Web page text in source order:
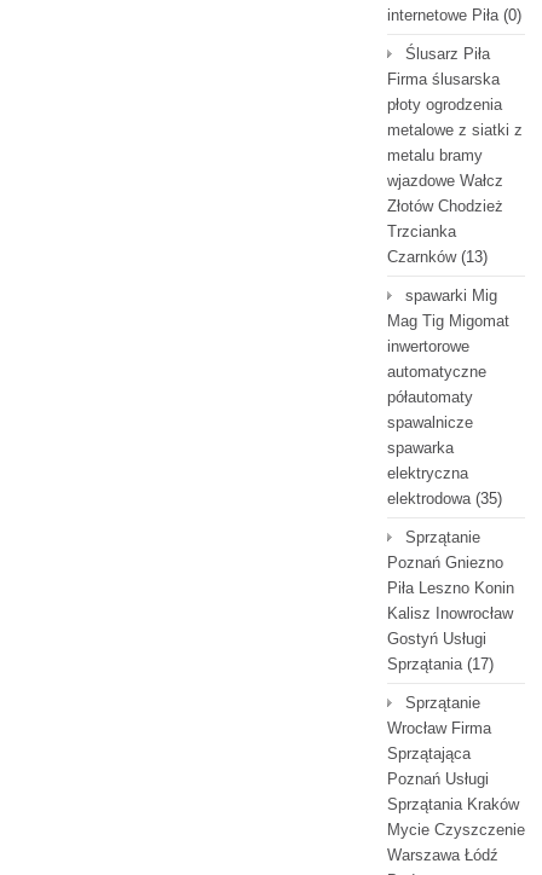
internetowe Piła(0)
Ślusarz Piła
Firma ślusarska
płoty ogrodzenia
metalowe z siatki z
metalu bramy
wjazdowe Wałcz
Złotów Chodzież
Trzcianka
Czarnków(13)
spawarki Mig
Mag Tig Migomat
inwertorowe
automatyczne
półautomaty
spawalnicze
spawarka
elektryczna
elektrodowa(35)
Sprzątanie
Poznań Gniezno
Piła Leszno Konin
Kalisz Inowrocław
Gostyń Usługi
Sprzątania(17)
Sprzątanie
Wrocław Firma
Sprzątająca
Poznań Usługi
Sprzątania Kraków
Mycie Czyszczenie
Warszawa Łódź